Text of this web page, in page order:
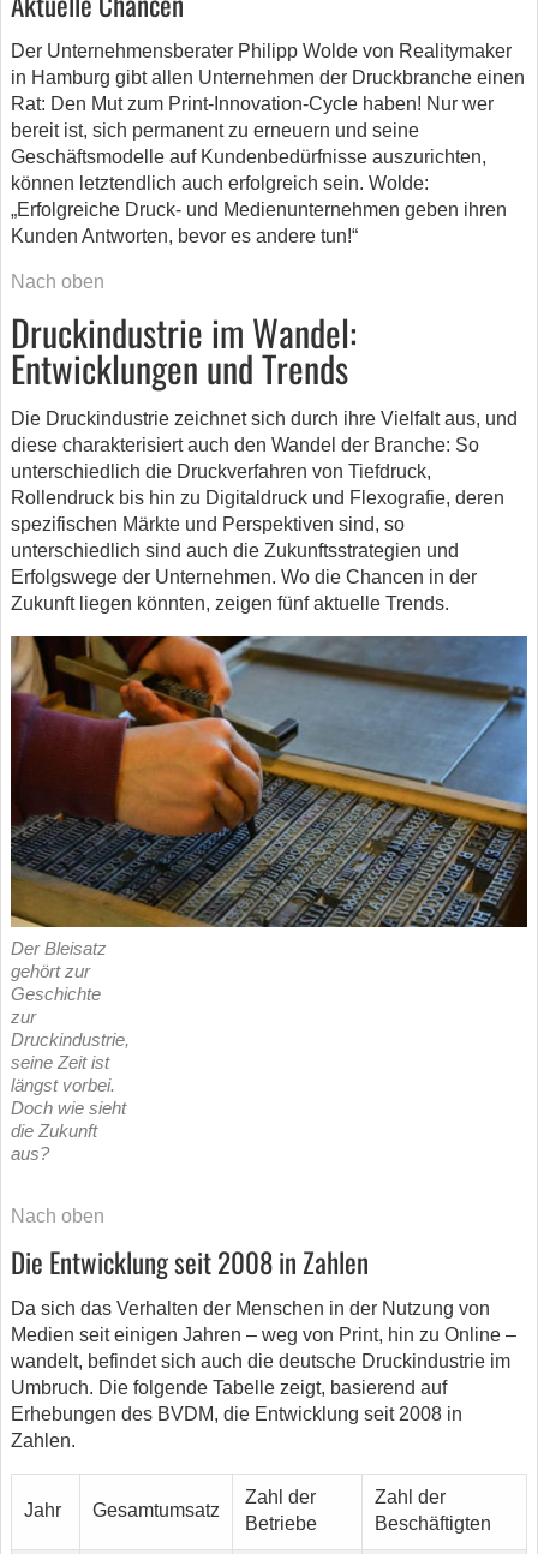
Der Unternehmensberater Philipp Wolde von Realitymaker
in Hamburg gibt allen Unternehmen der Druckbranche einen
Rat: Den Mut zum Print-Innovation-Cycle haben! Nur wer
bereit ist, sich permanent zu erneuern und seine
Geschäftsmodelle auf Kundenbedürfnisse auszurichten,
können letztendlich auch erfolgreich sein. Wolde:
„Erfolgreiche Druck- und Medienunternehmen geben ihren
Kunden Antworten, bevor es andere tun!“
Nach oben
Druckindustrie im Wandel:
Entwicklungen und Trends
Die Druckindustrie zeichnet sich durch ihre Vielfalt aus, und
diese charakterisiert auch den Wandel der Branche: So
unterschiedlich die Druckverfahren von Tiefdruck,
Rollendruck bis hin zu Digitaldruck und Flexografie, deren
spezifischen Märkte und Perspektiven sind, so
unterschiedlich sind auch die Zukunftsstrategien und
Erfolgswege der Unternehmen. Wo die Chancen in der
Zukunft liegen könnten, zeigen fünf aktuelle Trends.
Der Bleisatz
gehört zur
Geschichte
zur
Druckindustrie,
seine Zeit ist
längst vorbei.
Doch wie sieht
die Zukunft
aus?
Nach oben
Die Entwicklung seit 2008 in Zahlen
Da sich das Verhalten der Menschen in der Nutzung von
Medien seit einigen Jahren – weg von Print, hin zu Online –
wandelt, befindet sich auch die deutsche Druckindustrie im
Umbruch. Die folgende Tabelle zeigt, basierend auf
Erhebungen des BVDM, die Entwicklung seit 2008 in
Zahlen.
Jahr Gesamtumsatz
Zahl der
Betriebe
Zahl der
Beschäftigten